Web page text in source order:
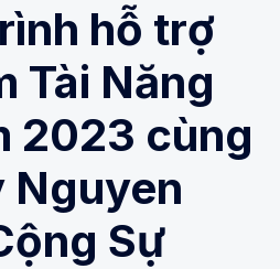
hỗ trợ
Tài Năng
2023 cùng
Nguyen
Sự